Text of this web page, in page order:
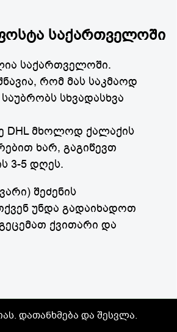
საქართველოში
საქართველოში.
რომ მას საკმაოდ
სხვადასხვა
DHL მხოლოდ ქალაქის
ხარ, გაგიწევთ
3-5 დღეს.
შეძენის
უნდა გადაიხადოთ
ქვითარი და
გვერდის მბმული.
დათანხმება და შესვლა.